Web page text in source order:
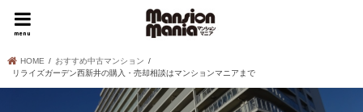
menu
HOME
おすすめ中古マンション
リライズガーデン西新井の購入・売却相談はマンションマニアまで